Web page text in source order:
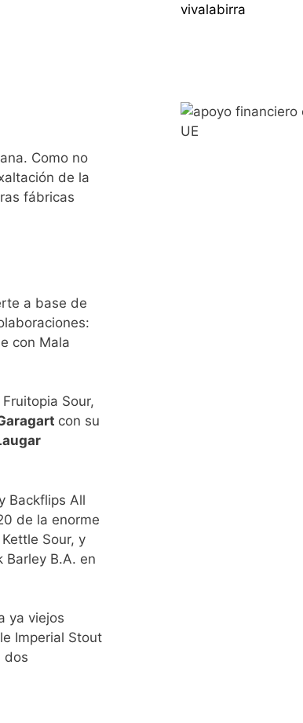
Como no
de la
fábricas
a base de
con Mala
Sour,
con su
Backflips All
de la enorme
Sour, y
Barley B.A. en
ya viejos
Imperial Stout
dos
vivalabirra